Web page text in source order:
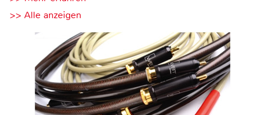
>> Alle anzeigen